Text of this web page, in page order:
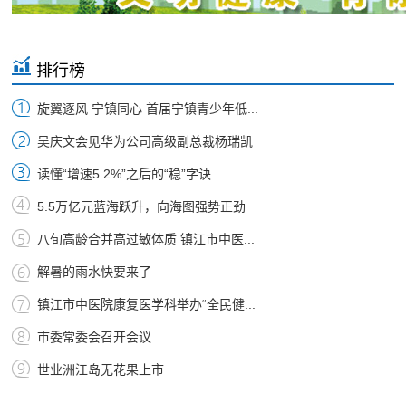
排行榜
旋翼逐风 宁镇同心 首届宁镇青少年低...
吴庆文会见华为公司高级副总裁杨瑞凯
读懂“增速5.2%”之后的“稳”字诀
5.5万亿元蓝海跃升，向海图强势正劲
八旬高龄合并高过敏体质 镇江市中医...
解暑的雨水快要来了
镇江市中医院康复医学科举办“全民健...
市委常委会召开会议
世业洲江岛无花果上市